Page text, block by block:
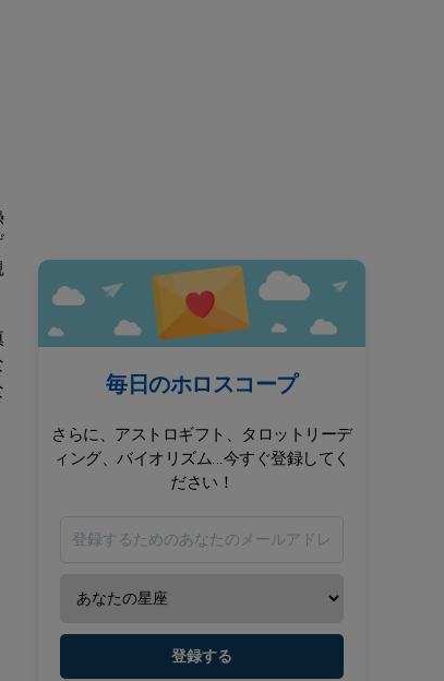
毎日のホロスコープ
さらに、アストロギフト、タロットリーデ
ィング、バイオリズム...今すぐ登録してく
ださい！
登録する